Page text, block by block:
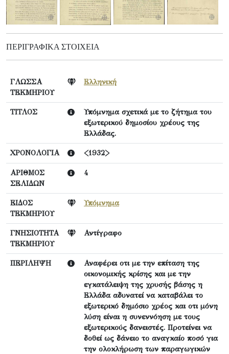
ΠΕΡΙΓΡΑΦΙΚΆ ΣΤΟΙΧΕΊΑ
ΓΛΩΣΣΑ
ΤΕΚΜΗΡΙΟΥ
Ελληνική
ΤΙΤΛΟΣ
Υπόμνημα σχετικά με το ζήτημα του
εξωτερικού δημοσίου χρέους της
Ελλάδας.
ΧΡΟΝΟΛΟΓΙΑ <1932>
ΑΡΙΘΜΟΣ
ΣΕΛΙΔΩΝ
4
ΕΙΔΟΣ
ΤΕΚΜΗΡΙΟΥ
Υπόμνημα
ΓΝΗΣΙΟΤΗΤΑ
ΤΕΚΜΗΡΙΟΥ
Αντίγραφο
ΠΕΡΙΛΗΨΗ
Αναφέρει οτι με την επίταση της
οικονομικής κρίσης και με την
εγκατάλειψη της χρυσής βάσης η
Ελλάδα αδυνατεί να καταβάλει το
εξωτερικό δημόσιο χρέος και οτι μόνη
λύση είναι η συνεννόηση με τους
εξωτερικούς δανειστές. Προτείνει να
δοθεί ως δάνειο το αναγκαίο ποσό για
την ολοκλήρωση των παραγωγικών